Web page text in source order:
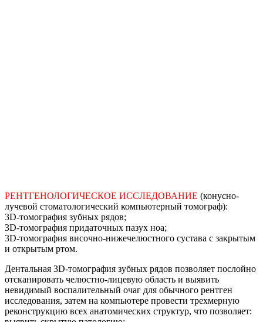
РЕНТГЕНОЛОГИЧЕСКОЕ ИССЛЕДОВАНИЕ (конусно-
лучевой стоматологический компьютерный томограф):
3D-томография зубных рядов;
3D-томография придаточных пазух ноа;
3D-томография височно-нижечелюстного сустава с закрытым
и открытым ртом.
Дентальная 3D-томография зубных рядов позволяет послойно
отсканировать челюстно-лицевую область и выявить
невидимый воспалительный очаг для обычного рентген
исследования, затем на компьютере провести трехмерную
реконструкцию всех анатомических структур, что позволяет: